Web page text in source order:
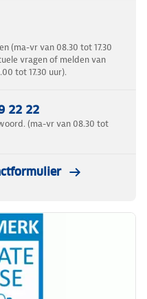
(ma-vr van 08.30 tot 17.30
vragen of melden van
tot 17.30 uur).
22 22
(ma-vr van 08.30 tot